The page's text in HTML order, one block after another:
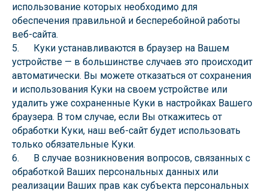
использование которых необходимо для
обеспечения правильной и бесперебойной работы
веб-сайта.
5. Куки устанавливаются в браузер на Вашем
устройстве — в большинстве случаев это происходит
автоматически. Вы можете отказаться от сохранения
и использования Куки на своем устройстве или
удалить уже сохраненные Куки в настройках Вашего
браузера. В том случае, если Вы откажитесь от
обработки Куки, наш веб-сайт будет использовать
только обязательные Куки.
6. В случае возникновения вопросов, связанных с
обработкой Ваших персональных данных или
реализации Ваших прав как субъекта персональных